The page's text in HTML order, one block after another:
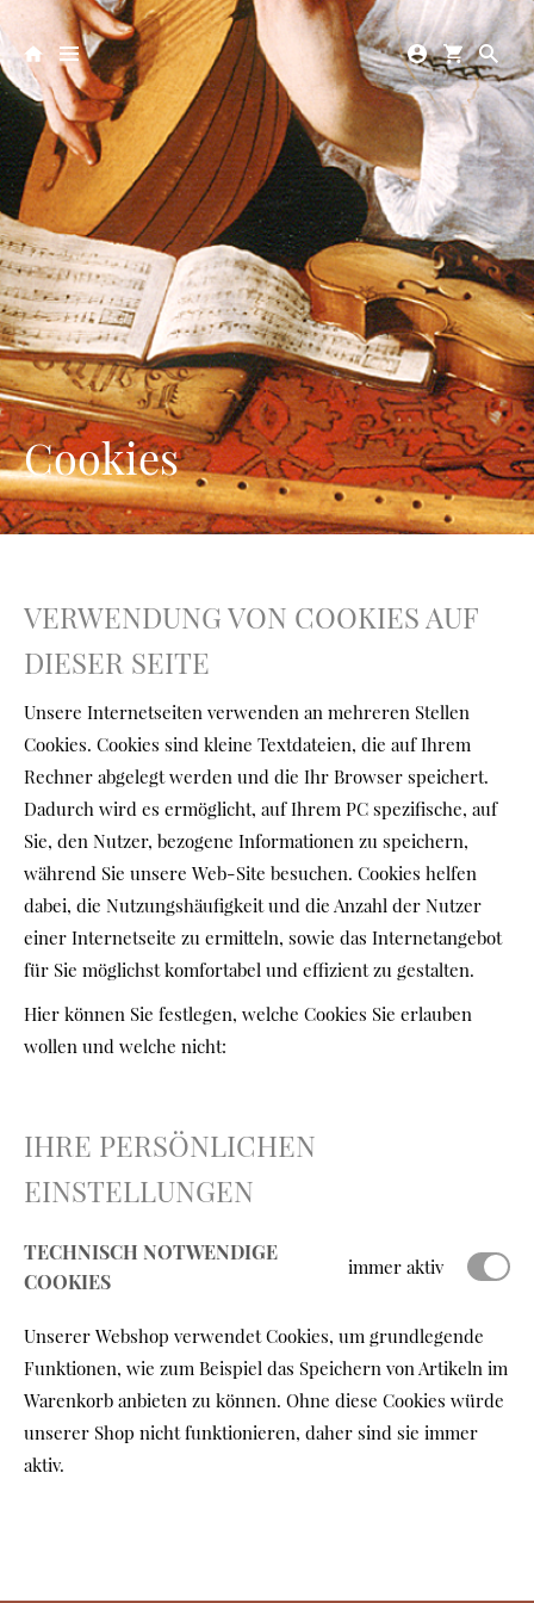
Cookies
VERWENDUNG VON COOKIES AUF
DIESER SEITE
Unsere Internetseiten verwenden an mehreren Stellen
Cookies. Cookies sind kleine Textdateien, die auf Ihrem
Rechner abgelegt werden und die Ihr Browser speichert.
Dadurch wird es ermöglicht, auf Ihrem PC spezifische, auf
Sie, den Nutzer, bezogene Informationen zu speichern,
während Sie unsere Web-Site besuchen. Cookies helfen
dabei, die Nutzungshäufigkeit und die Anzahl der Nutzer
einer Internetseite zu ermitteln, sowie das Internetangebot
für Sie möglichst komfortabel und effizient zu gestalten.
Hier können Sie festlegen, welche Cookies Sie erlauben
wollen und welche nicht:
IHRE PERSÖNLICHEN
EINSTELLUNGEN
TECHNISCH NOTWENDIGE
COOKIES
immer aktiv
Unserer Webshop verwendet Cookies, um grundlegende
Funktionen, wie zum Beispiel das Speichern von Artikeln im
Warenkorb anbieten zu können. Ohne diese Cookies würde
unserer Shop nicht funktionieren, daher sind sie immer
aktiv.